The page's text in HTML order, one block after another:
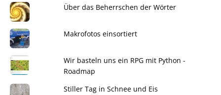
Über das Beherrschen der Wörter
Makrofotos einsortiert
Wir basteln uns ein RPG mit Python -
Roadmap
Stiller Tag in Schnee und Eis